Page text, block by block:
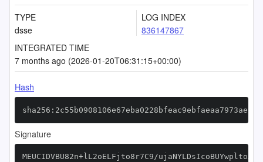
TYPE
dsse
LOG INDEX
836147867
INTEGRATED TIME
7 months ago (2026-01-20T06:31:15+00:00)
Hash
Signature
MEUCIDVBU82n+lL2oELFjto8r7C9/